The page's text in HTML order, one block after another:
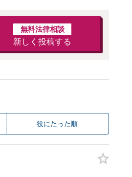
無料法律相談
新しく投稿する
役にたった順